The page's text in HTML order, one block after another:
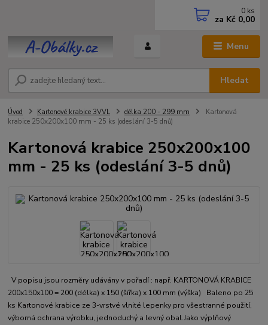
Menu
Hledat
0 ks
za Kč 0,00
Úvod Kartonové krabice 3VVL délka 200 - 299 mm
Kartonová
krabice 250x200x100 mm - 25 ks (odeslání 3-5 dnů)
Kartonová krabice 250x200x100
mm - 25 ks (odeslání 3-5 dnů)
V popisu jsou rozměry udávány v pořadí : např. KARTONOVÁ KRABICE
200x150x100 = 200 (délka) x 150 (šířka) x 100 mm (výška) Baleno po 25
ks Kartonové krabice ze 3-vrstvé vlnité lepenky pro všestranné použití,
výborná ochrana výrobku, jednoduchý a levný obal.Jako výplňový